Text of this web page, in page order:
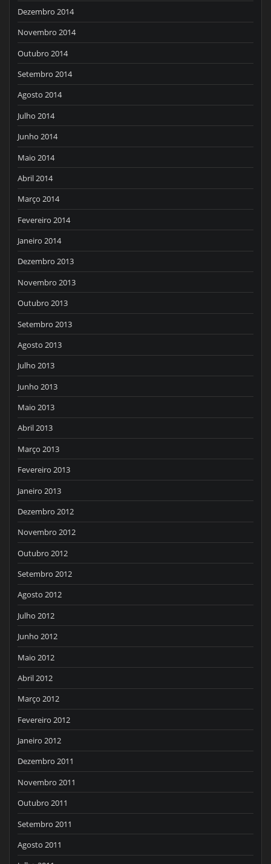
Dezembro 2014
Novembro 2014
Outubro 2014
Setembro 2014
Agosto 2014
Julho 2014
Junho 2014
Maio 2014
Abril 2014
Março 2014
Fevereiro 2014
Janeiro 2014
Dezembro 2013
Novembro 2013
Outubro 2013
Setembro 2013
Agosto 2013
Julho 2013
Junho 2013
Maio 2013
Abril 2013
Março 2013
Fevereiro 2013
Janeiro 2013
Dezembro 2012
Novembro 2012
Outubro 2012
Setembro 2012
Agosto 2012
Julho 2012
Junho 2012
Maio 2012
Abril 2012
Março 2012
Fevereiro 2012
Janeiro 2012
Dezembro 2011
Novembro 2011
Outubro 2011
Setembro 2011
Agosto 2011